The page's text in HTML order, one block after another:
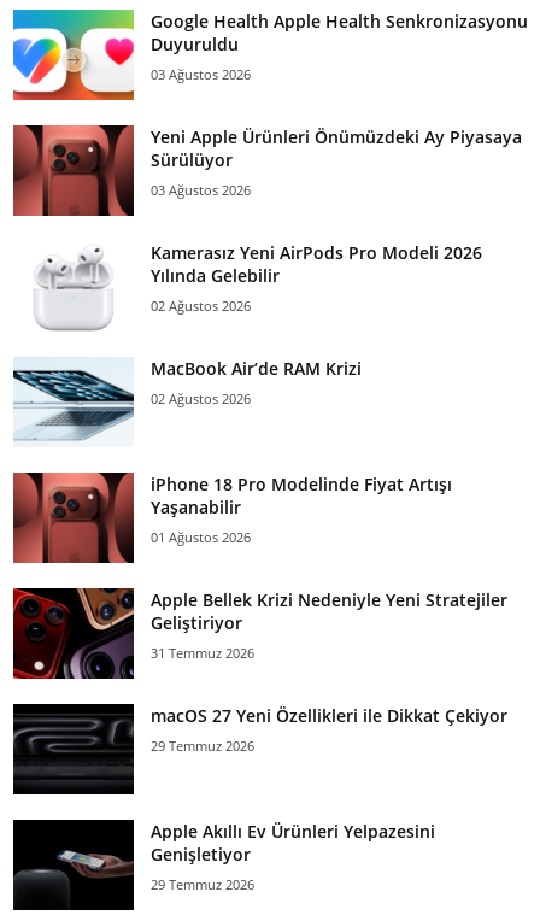
Google Health Apple Health Senkronizasyonu
Duyuruldu
03 Ağustos 2026
Yeni Apple Ürünleri Önümüzdeki Ay Piyasaya
Sürülüyor
03 Ağustos 2026
Kamerasız Yeni AirPods Pro Modeli 2026
Yılında Gelebilir
02 Ağustos 2026
MacBook Air’de RAM Krizi
02 Ağustos 2026
iPhone 18 Pro Modelinde Fiyat Artışı
Yaşanabilir
01 Ağustos 2026
Apple Bellek Krizi Nedeniyle Yeni Stratejiler
Geliştiriyor
31 Temmuz 2026
macOS 27 Yeni Özellikleri ile Dikkat Çekiyor
29 Temmuz 2026
Apple Akıllı Ev Ürünleri Yelpazesini
Genişletiyor
29 Temmuz 2026